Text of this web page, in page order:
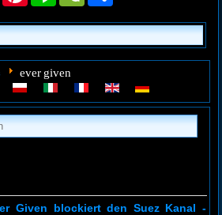
ever given
Given blockiert den Suez Kanal -